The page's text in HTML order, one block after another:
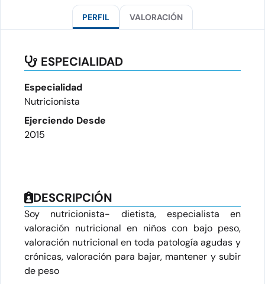
PERFIL VALORACIÓN
ESPECIALIDAD
Especialidad
Nutricionista
Ejerciendo Desde
2015
DESCRIPCIÓN
Soy nutricionista- dietista, especialista en
valoración nutricional en niños con bajo peso,
valoración nutricional en toda patología agudas y
crónicas, valoración para bajar, mantener y subir
de peso